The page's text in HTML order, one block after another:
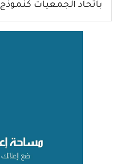
باتحاد الجمعيات كنموذج